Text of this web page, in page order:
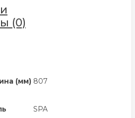
(0)
(мм) 807
SPA